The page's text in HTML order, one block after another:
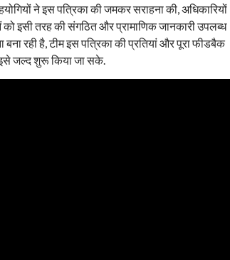
ने इस पत्रिका की जमकर सराहना की, अधिकारियों
इसी तरह की संगठित और प्रामाणिक जानकारी उपलब्ध
रही है, टीम इस पत्रिका की प्रतियां और पूरा फीडबैक
इसे जल्द शुरू किया जा सके.